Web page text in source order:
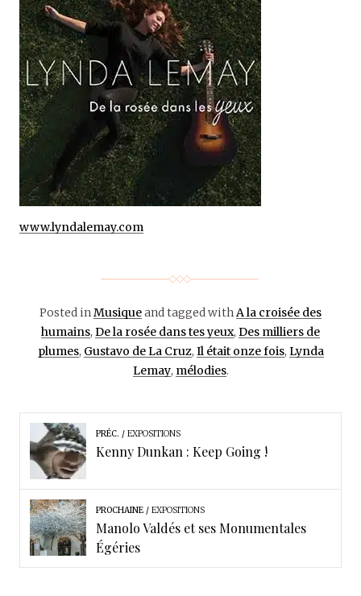
www.lyndalemay.com
Posted inMusiqueand tagged withA la croisée des
humains, De la rosée dans tes yeux, Des milliers de
plumes, Gustavo de La Cruz, Il était onze fois, Lynda
Lemay, mélodies.
PRÉC. EXPOSITIONS
Kenny Dunkan : Keep Going !
PROCHAINE EXPOSITIONS
Manolo Valdés et ses Monumentales
Égéries